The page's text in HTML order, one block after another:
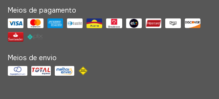
Meios de pagamento
Meios de envio